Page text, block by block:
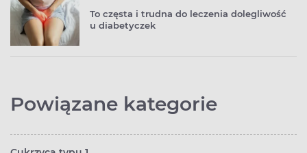
To częsta i trudna do leczenia dolegliwość
u diabetyczek
Powiązane kategorie